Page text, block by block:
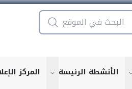
show submenu for "More"
الأنشطة الرئيسة for "More"
المركز